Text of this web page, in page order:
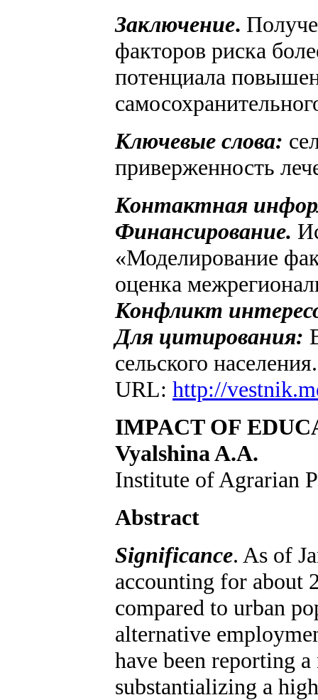
Заключение.
факторов риска
потенциала
Ключевые слова:
приверженность
Контактная
Финансирование.
«Моделирование
оценка
Конфликт
Для цитирования:
сельского
URL: http://
IMPACT OF
Vyalshina A.A.
Institute of Agrarian
Abstract
Significance. As of
accounting for about
compared to urban
alternative
have been reporting
substantializing a